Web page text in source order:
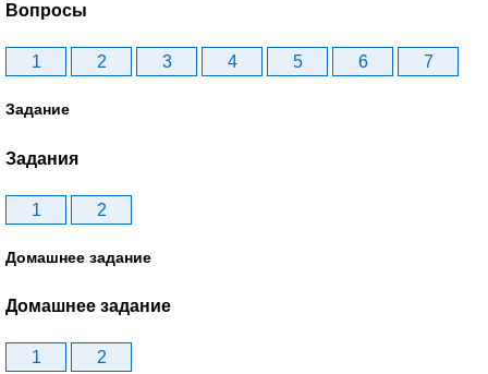
Вопросы
1 2 3 4 5 6 7
Задание
Задания
1 2
Домашнее задание
Домашнее задание
1 2